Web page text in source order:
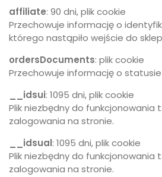
affiliate: 90 dni, plik cookie
Przechowuje informację o
którego nastąpiło wejście do
ordersDocuments: plik cookie
Przechowuje informację o
__idsui: 1095 dni, plik cookie
Plik niezbędny do funkcjonowania
zalogowania na stronie.
__idsual: 1095 dni, plik cookie
Plik niezbędny do funkcjonowania
zalogowania na stronie.